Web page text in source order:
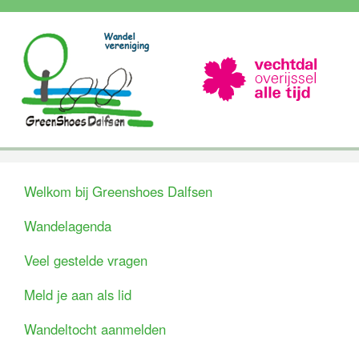
Welkom bij Greenshoes Dalfsen
Wandelagenda
Veel gestelde vragen
Meld je aan als lid
Wandeltocht aanmelden